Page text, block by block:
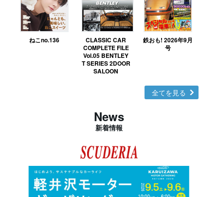
ねこno.136
CLASSIC CAR
COMPLETE FILE
Vol.05 BENTLEY
T SERIES 2DOOR
SALOON
鉄おも! 2026年9月
号
全てを見る
News
新着情報